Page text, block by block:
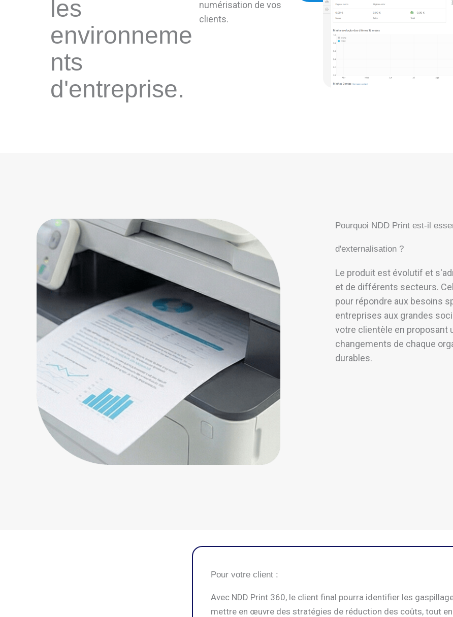
les
environneme
nts
d'entreprise.
numérisation de vos
clients.
Pourquoi NDD Print est-il
d'externalisation ?
Le produit est évolutif et
et de différents secteurs.
pour répondre aux besoins
entreprises aux grandes
votre clientèle en proposant
changements de chaque
durables.
Pour votre client :
Avec NDD Print 360, le client final pourra identifier les
mettre en œuvre des stratégies de réduction des coûts, tout en